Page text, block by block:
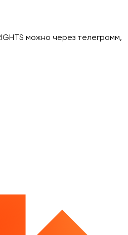
можно через телеграмм,